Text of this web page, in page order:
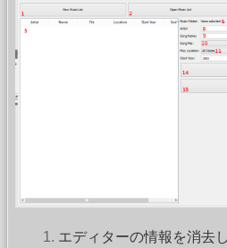
エディターの情報を消去